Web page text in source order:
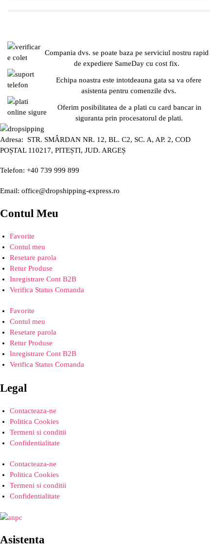
Compania dvs. se poate baza pe serviciul nostru rapid
de expediere SameDay cu cost fix.
Echipa noastra este intotdeauna gata sa va ofere
asistenta pentru comenzile dvs.
Oferim posibilitatea de a plati cu card bancar in
siguranta prin procesatorul de plati.
Adresa: STR. SMÂRDAN NR. 12, BL. C2, SC. A, AP. 2, COD
POȘTAL 110217, PITEȘTI, JUD. ARGEȘ
Telefon: +40 739 999 899
Email: office@dropshipping-express.ro
Contul Meu
Favorite
Contul meu
Resetare parola
Retur Produse
Inregistrare Cont B2B
Verifica Status Comanda
Favorite
Contul meu
Resetare parola
Retur Produse
Inregistrare Cont B2B
Verifica Status Comanda
Legal
Contacteaza-ne
Politica Cookies
Termeni si conditii
Confidentialitate
Contacteaza-ne
Politica Cookies
Termeni si conditii
Confidentialitate
Asistenta